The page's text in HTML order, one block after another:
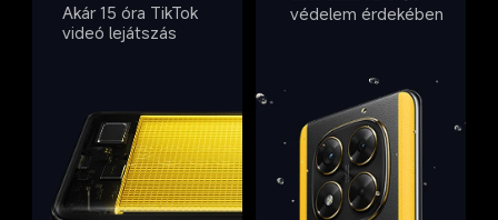
Akár 15 óra TikTok
videó lejátszás
védelem érdekében